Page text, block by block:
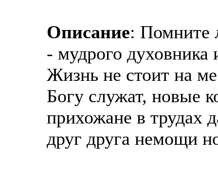
Описание: Помните
- мудрого духовника
Жизнь не стоит на
Богу служат, новые
прихожане в трудах
друг друга немощи